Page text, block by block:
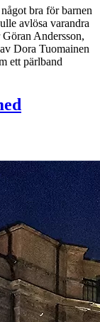
bra för barnen
avlösa varandra
Andersson,
Dora Tuomainen
ett pärlband